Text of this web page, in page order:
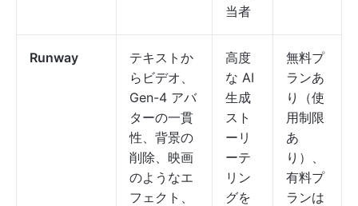
当者
Runway
テキストか
らビデオ、
Gen-4 アバ
ターの一貫
性、背景の
削除、映画
のようなエ
フェクト、
高度
な AI
生成
スト
ーリ
ーテ
リン
グを
無料プ
ランあ
り（使
用制限
あ
り）、
有料プ
ランは